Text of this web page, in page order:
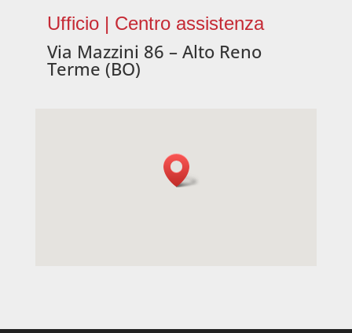
Ufficio | Centro assistenza
Via Mazzini 86 – Alto Reno
Terme (BO)